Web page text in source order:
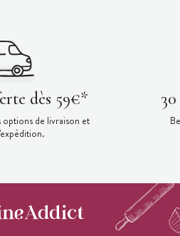
dès 59€*
de livraison et